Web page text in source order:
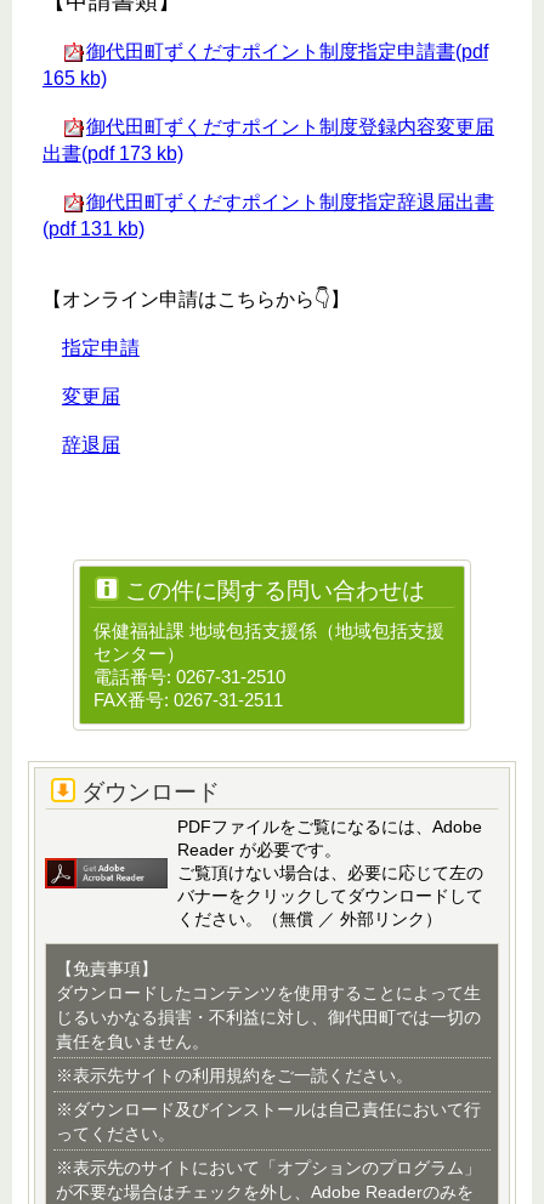
御代田町ずくだすポイント制度指定申請書(pdf
165 kb)
御代田町ずくだすポイント制度登録内容変更届
出書(pdf 173 kb)
御代田町ずくだすポイント制度指定辞退届出書
(pdf 131 kb)
【オンライン申請はこちらから👇】
指定申請
変更届
辞退届
この件に関する問い合わせは
保健福祉課 地域包括支援係（地域包括支援
センター）
電話番号: 0267-31-2510
FAX番号: 0267-31-2511
ダウンロード
PDFファイルをご覧になるには、Adobe
Reader が必要です。
ご覧頂けない場合は、必要に応じて左の
バナーをクリックしてダウンロードして
ください。（無償 ／ 外部リンク）
【免責事項】
ダウンロードしたコンテンツを使用することによって生
じるいかなる損害・不利益に対し、御代田町では一切の
責任を負いません。
※表示先サイトの利用規約をご一読ください。
※ダウンロード及びインストールは自己責任において行
ってください。
※表示先のサイトにおいて「オプションのプログラム」
が不要な場合はチェックを外し、Adobe Readerのみを